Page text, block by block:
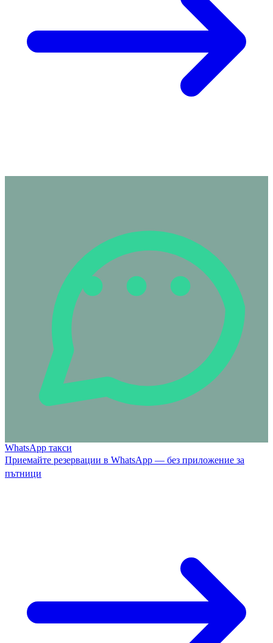
WhatsApp такси
Приемайте резервации в WhatsApp — без приложение за
пътници